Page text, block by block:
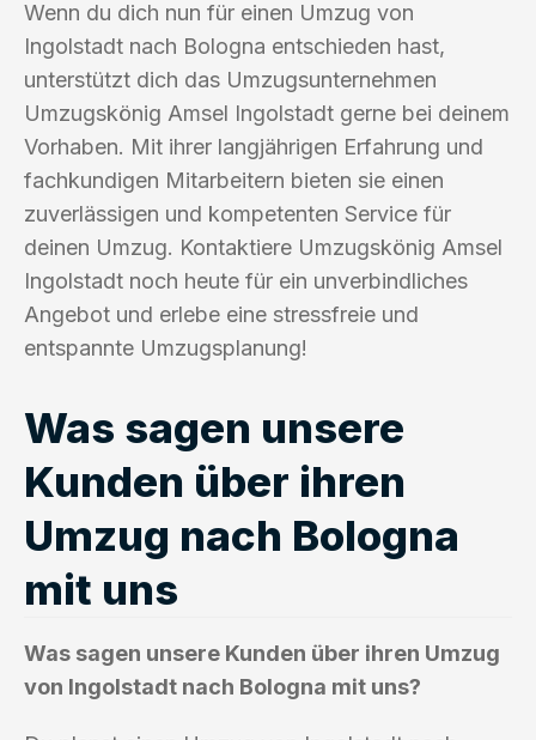
Wenn du dich nun für einen Umzug von
Ingolstadt nach Bologna entschieden hast,
unterstützt dich das Umzugsunternehmen
Umzugskönig Amsel Ingolstadt gerne bei deinem
Vorhaben. Mit ihrer langjährigen Erfahrung und
fachkundigen Mitarbeitern bieten sie einen
zuverlässigen und kompetenten Service für
deinen Umzug. Kontaktiere Umzugskönig Amsel
Ingolstadt noch heute für ein unverbindliches
Angebot und erlebe eine stressfreie und
entspannte Umzugsplanung!
Was sagen unsere
Kunden über ihren
Umzug nach Bologna
mit uns
Was sagen unsere Kunden über ihren Umzug
von Ingolstadt nach Bologna mit uns?